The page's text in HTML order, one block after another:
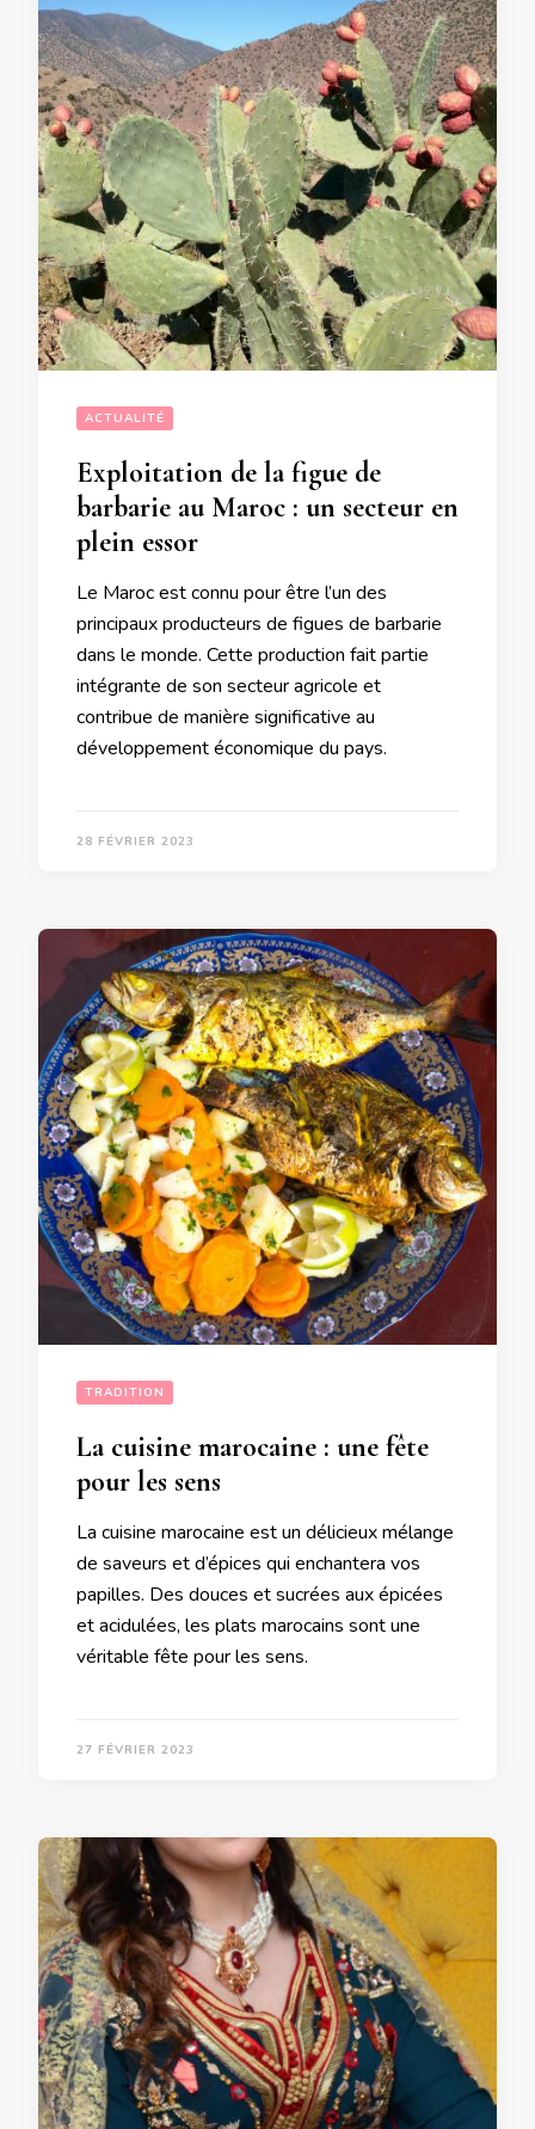
ACTUALITÉ
Exploitation de la figue de
barbarie au Maroc : un secteur en
plein essor
Le Maroc est connu pour être l’un des
principaux producteurs de figues de barbarie
dans le monde. Cette production fait partie
intégrante de son secteur agricole et
contribue de manière significative au
développement économique du pays.
28 FÉVRIER 2023
TRADITION
La cuisine marocaine : une fête
pour les sens
La cuisine marocaine est un délicieux mélange
de saveurs et d’épices qui enchantera vos
papilles. Des douces et sucrées aux épicées
et acidulées, les plats marocains sont une
véritable fête pour les sens.
27 FÉVRIER 2023